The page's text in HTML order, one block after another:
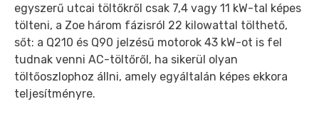
egyszerű utcai töltőkről csak 7,4 vagy 11 kW-tal képes
tölteni, a Zoe három fázisról 22 kilowattal tölthető,
sőt: a Q210 és Q90 jelzésű motorok 43 kW-ot is fel
tudnak venni AC-töltőről, ha sikerül olyan
töltőoszlophoz állni, amely egyáltalán képes ekkora
teljesítményre.